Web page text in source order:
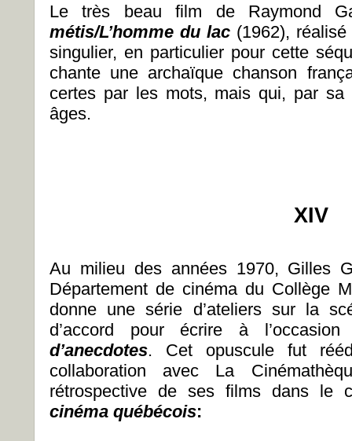
Le très beau film de Raymond
métis/L’homme du lac (1962),
singulier, en particulier pour cette
chante une archaïque chanson
certes par les mots, mais qui, par
âges.
XIV
Au milieu des années 1970, Gilles
Département de cinéma du Collège
donne une série d’ateliers sur la
d’accord pour écrire à
d’anecdotes. Cet opuscule fut
collaboration avec La
rétrospective de ses films dans le
cinéma québécois: